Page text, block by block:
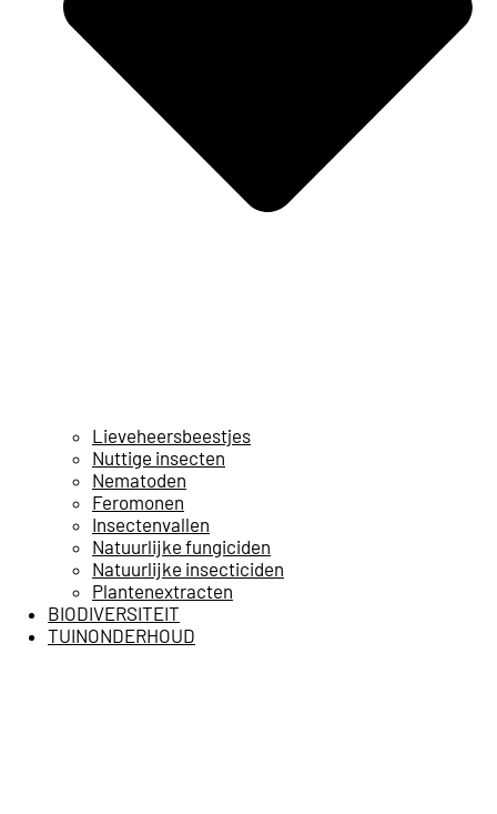
Lieveheersbeestjes
Nuttige insecten
Nematoden
Feromonen
Insectenvallen
Natuurlijke fungiciden
Natuurlijke insecticiden
Plantenextracten
BIODIVERSITEIT
TUINONDERHOUD